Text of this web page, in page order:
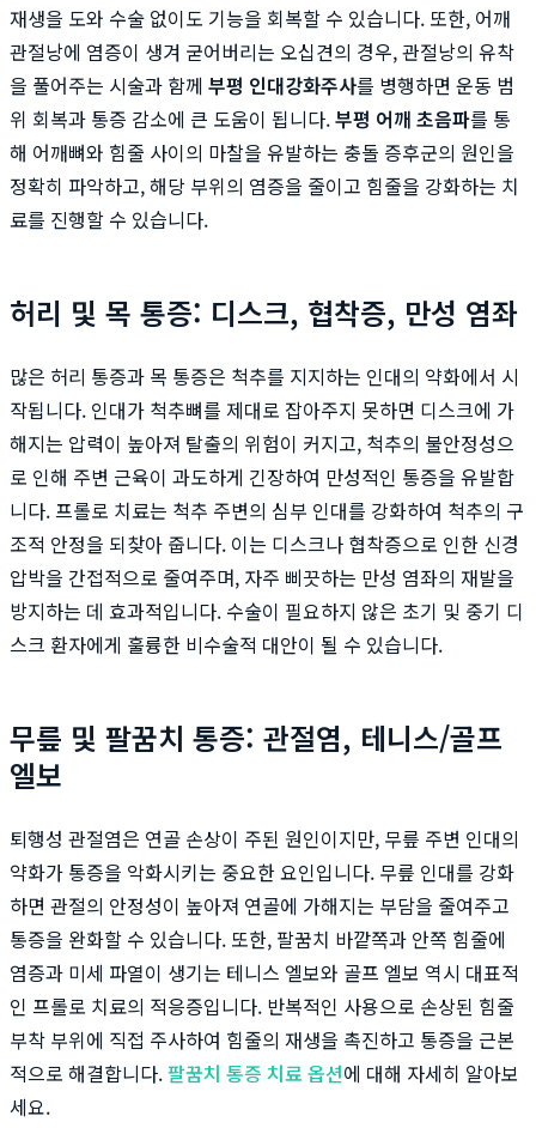
재생을 도와 수술 없이도 기능을 회복할 수 있습니다. 또한, 어깨
관절낭에 염증이 생겨 굳어버리는 오십견의 경우, 관절낭의 유착
을 풀어주는 시술과 함께 부평 인대강화주사를 병행하면 운동 범
위 회복과 통증 감소에 큰 도움이 됩니다.부평 어깨 초음파를 통
해 어깨뼈와 힘줄 사이의 마찰을 유발하는 충돌 증후군의 원인을
정확히 파악하고, 해당 부위의 염증을 줄이고 힘줄을 강화하는 치
료를 진행할 수 있습니다.
허리 및 목 통증: 디스크, 협착증, 만성 염좌
많은 허리 통증과 목 통증은 척추를 지지하는 인대의 약화에서 시
작됩니다. 인대가 척추뼈를 제대로 잡아주지 못하면 디스크에 가
해지는 압력이 높아져 탈출의 위험이 커지고, 척추의 불안정성으
로 인해 주변 근육이 과도하게 긴장하여 만성적인 통증을 유발합
니다. 프롤로 치료는 척추 주변의 심부 인대를 강화하여 척추의 구
조적 안정을 되찾아 줍니다. 이는 디스크나 협착증으로 인한 신경
압박을 간접적으로 줄여주며, 자주 삐끗하는 만성 염좌의 재발을
방지하는 데 효과적입니다. 수술이 필요하지 않은 초기 및 중기 디
스크 환자에게 훌륭한 비수술적 대안이 될 수 있습니다.
무릎 및 팔꿈치 통증: 관절염, 테니스/골프
엘보
퇴행성 관절염은 연골 손상이 주된 원인이지만, 무릎 주변 인대의
약화가 통증을 악화시키는 중요한 요인입니다. 무릎 인대를 강화
하면 관절의 안정성이 높아져 연골에 가해지는 부담을 줄여주고
통증을 완화할 수 있습니다. 또한, 팔꿈치 바깥쪽과 안쪽 힘줄에
염증과 미세 파열이 생기는 테니스 엘보와 골프 엘보 역시 대표적
인 프롤로 치료의 적응증입니다. 반복적인 사용으로 손상된 힘줄
부착 부위에 직접 주사하여 힘줄의 재생을 촉진하고 통증을 근본
적으로 해결합니다.팔꿈치 통증 치료 옵션에 대해 자세히 알아보
세요.